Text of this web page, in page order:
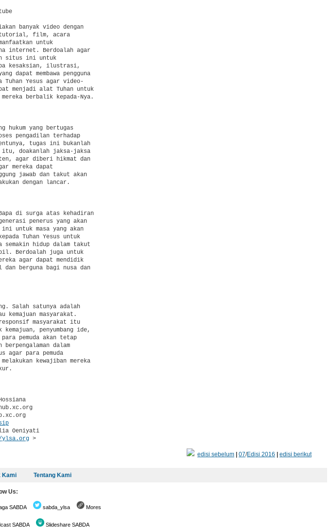
banyak video dengan
tutorial, film, acara
untuk
internet. Berdoalah agar
situs ini untuk
kesaksian, ilustrasi,
dapat membawa pengguna
Yesus agar video-
menjadi alat Tuhan untuk
berbalik kepada-Nya.
hukum yang bertugas
pengadilan terhadap
tugas ini bukanlah
itu, doakanlah jaksa-jaksa
agar diberi hikmat dan
mereka dapat
jawab dan takut akan
dengan lancar.
di surga atas kehadiran
penerus yang akan
ini untuk masa yang akan
Tuhan Yesus untuk
semakin hidup dalam takut
Berdoalah juga untuk
agar dapat mendidik
berguna bagi nusa dan
Salah satunya adalah
kemajuan masyarakat.
masyarakat itu
penyumbang ide,
pemuda akan tetap
dalam
agar para pemuda
kewajiban mereka
Oeniyati
>
edisi sebelum| 07/Edisi 2016 | edisi berikut
Kami Tentang Kami
Us:
SABDA sabda_ylsa Mores
SABDA Slideshare SABDA